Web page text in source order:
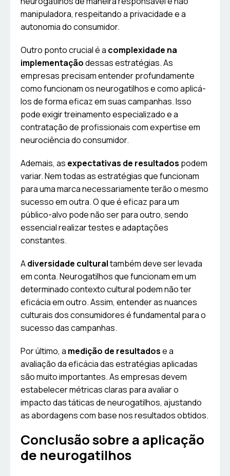
manipuladora, respeitando a privacidade e a
autonomia do consumidor.
Outro ponto crucial é a complexidade na
implementaçãodessas estratégias. As
empresas precisam entender profundamente
como funcionam os neurogatilhos e como aplicá-
los de forma eficaz em suas campanhas. Isso
pode exigir treinamento especializado e a
contratação de profissionais com expertise em
neurociência do consumidor.
Ademais, as expectativas de resultados podem
variar. Nem todas as estratégias que funcionam
para uma marca necessariamente terão o mesmo
sucesso em outra. O que é eficaz para um
público-alvo pode não ser para outro, sendo
essencial realizar testes e adaptações
constantes.
Adiversidade culturaltambém deve ser levada
em conta. Neurogatilhos que funcionam em um
determinado contexto cultural podem não ter
eficácia em outro. Assim, entender as nuances
culturais dos consumidores é fundamental para o
sucesso das campanhas.
Por último, a medição de resultadose a
avaliação da eficácia das estratégias aplicadas
são muito importantes. As empresas devem
estabelecer métricas claras para avaliar o
impacto das táticas de neurogatilhos, ajustando
as abordagens com base nos resultados obtidos.
Conclusão sobre a aplicação
de neurogatilhos